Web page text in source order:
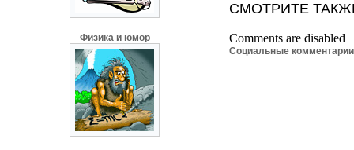
Физика и юмор
СМОТРИТЕ
Comments are disabled
Социальные